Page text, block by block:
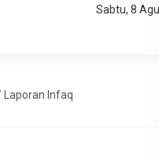
Sabtu, 8
Laporan Infaq